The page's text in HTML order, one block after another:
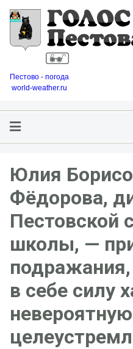
Пестово - погода
world-weather.ru
Юлия
Фёдорова,
Пестовской
школы, —
в себе силу
невероятную